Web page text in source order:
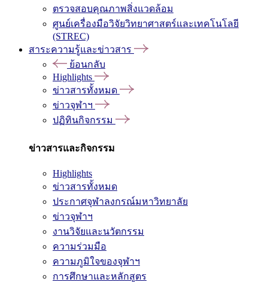
ตรวจสอบคุณภาพสิ่งแวดล้อม
ศูนย์เครื่องมือวิจัยวิทยาศาสตร์และเทคโนโลยี
(STREC)
สาระความรู้และข่าวสาร
ย้อนกลับ
Highlights
ข่าวสารทั้งหมด
ข่าวจุฬาฯ
ปฏิทินกิจกรรม
ข่าวสารและกิจกรรม
Highlights
ข่าวสารทั้งหมด
ประกาศจุฬาลงกรณ์มหาวิทยาลัย
ข่าวจุฬาฯ
งานวิจัยและนวัตกรรม
ความร่วมมือ
ความภูมิใจของจุฬาฯ
การศึกษาและหลักสูตร